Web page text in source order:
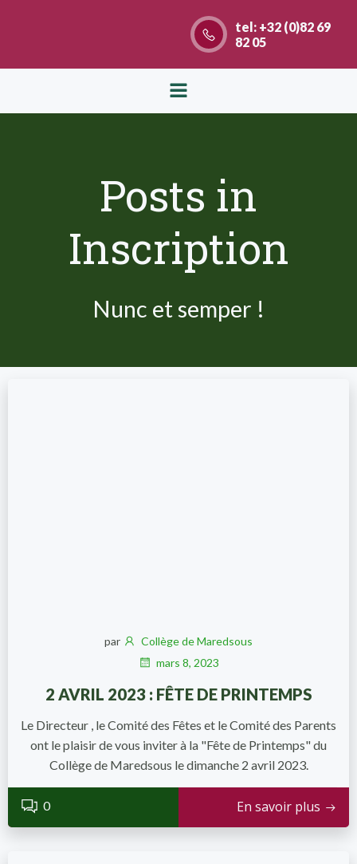
contenu
tel: +32 (0)82 69
82 05
Posts in
Inscription
Nunc et semper !
par
Collège de Maredsous
mars 8, 2023
2 AVRIL 2023 : FÊTE DE PRINTEMPS
Le Directeur , le Comité des Fêtes et le Comité des Parents
ont le plaisir de vous inviter à la "Fête de Printemps" du
Collège de Maredsous le dimanche 2 avril 2023.
0 En savoir plus